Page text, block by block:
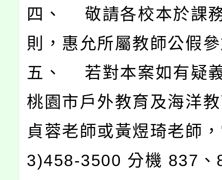
四、 敬請各校本於課
則，惠允所屬教師公假
五、 若對本案如有疑
桃園市戶外教育及海洋
貞蓉老師或黃煜琦老師
3)458-3500 分機 837、